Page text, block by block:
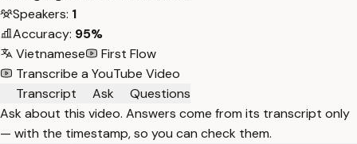
Speakers: 1
Accuracy: 95%
Vietnamese
First Flow
Transcribe a YouTube Video
Transcript
Ask
Questions
Ask about this video. Answers come from its transcript only
— with the timestamp, so you can check them.